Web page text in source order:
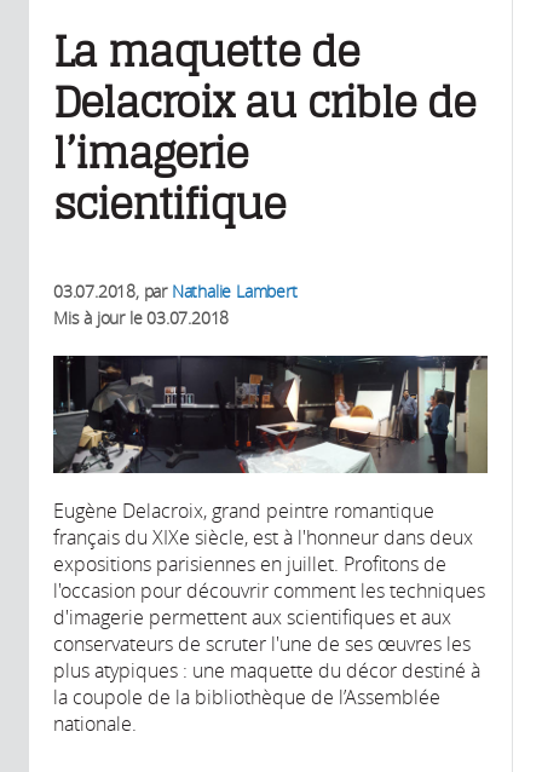
La maquette de
Delacroix au crible de
l’imagerie
scientifique
03.07.2018, par Nathalie Lambert
Mis à jour le03.07.2018
Eugène Delacroix, grand peintre romantique
français du XIXe siècle, est à l'honneur dans deux
expositions parisiennes en juillet. Profitons de
l'occasion pour découvrir comment les techniques
d'imagerie permettent aux scientifiques et aux
conservateurs de scruter l'une de ses œuvres les
plus atypiques : une maquette du décor destiné à
la coupole de la bibliothèque de l’Assemblée
nationale.